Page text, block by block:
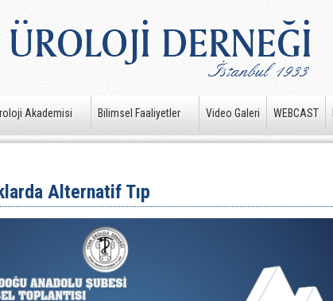
Akademisi Bilimsel Faaliyetler Video Galeri WEBCAST
Alternatif Tıp